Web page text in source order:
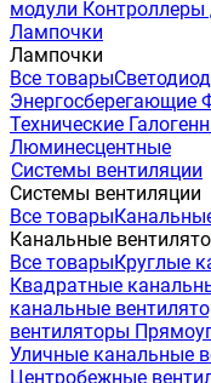
модули Контроллеры
Лампочки
Лампочки
Все товары
Энергосберегающие
Технические
Люминесцентные
Системы вентиляции
Системы вентиляции
Все товары
Канальные
Все товарыКруглые
Квадратные
канальные
вентиляторы
Уличные канальные
Центробежные